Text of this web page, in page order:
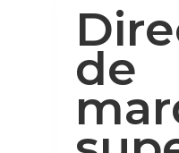
de